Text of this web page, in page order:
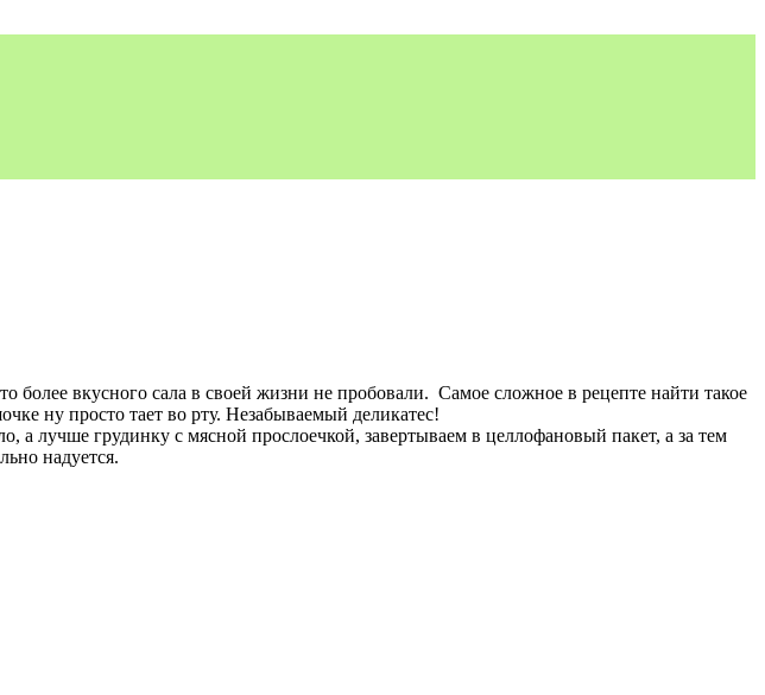
более вкусного сала в своей жизни не пробовали. Самое сложное в рецепте найти такое
ну просто тает во рту. Незабываемый деликатес!
а лучше грудинку с мясной прослоечкой, завертываем в целлофановый пакет, а за тем
надуется.